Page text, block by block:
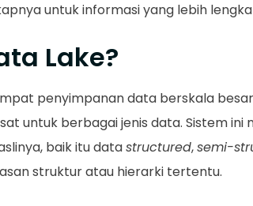
untuk informasi yang lebih
Lake?
penyimpanan data berskala
untuk berbagai jenis data. Sistem ini
baik itu datastructured,semi-
struktur atau hierarki tertentu.